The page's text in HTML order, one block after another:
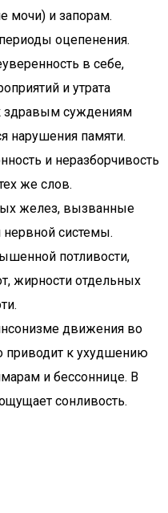
мочи) и запорам.
оцепенения.
в себе,
и утрата
здравым суждениям
нарушения памяти.
и неразборчивость
же слов.
желез, вызванные
системы.
потливости,
жирности отдельных
движения во
приводит к ухудшению
и бессоннице. В
сонливость.